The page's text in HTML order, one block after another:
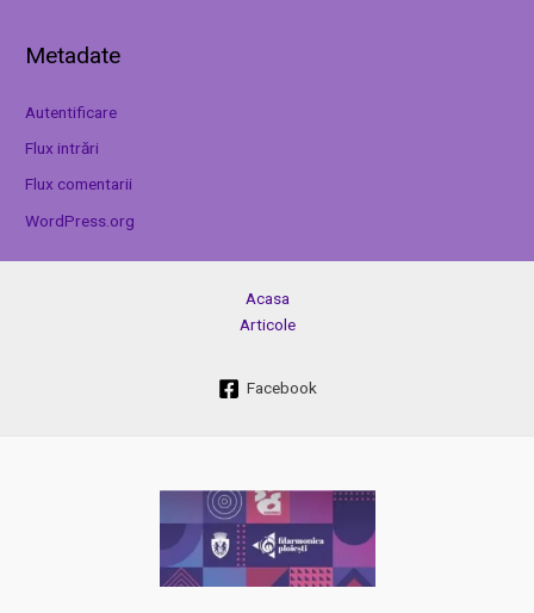
Metadate
Autentificare
Flux intrări
Flux comentarii
WordPress.org
Acasa
Articole
Facebook